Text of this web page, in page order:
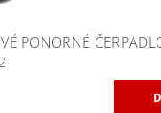
PONORNÉ